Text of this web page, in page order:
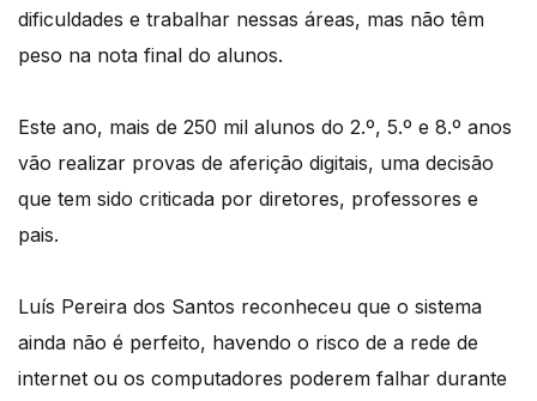
dificuldades e trabalhar nessas áreas, mas não têm
peso na nota final do alunos.
Este ano, mais de 250 mil alunos do 2.º, 5.º e 8.º anos
vão realizar provas de aferição digitais, uma decisão
que tem sido criticada por diretores, professores e
pais.
Luís Pereira dos Santos reconheceu que o sistema
ainda não é perfeito, havendo o risco de a rede de
internet ou os computadores poderem falhar durante